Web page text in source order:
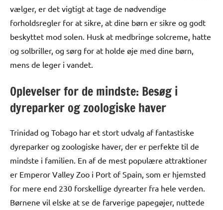
vælger, er det vigtigt at tage de nødvendige
forholdsregler for at sikre, at dine børn er sikre og godt
beskyttet mod solen. Husk at medbringe solcreme, hatte
og solbriller, og sørg for at holde øje med dine børn,
mens de leger i vandet.
Oplevelser for de mindste: Besøg i
dyreparker og zoologiske haver
Trinidad og Tobago har et stort udvalg af fantastiske
dyreparker og zoologiske haver, der er perfekte til de
mindste i familien. En af de mest populære attraktioner
er Emperor Valley Zoo i Port of Spain, som er hjemsted
for mere end 230 forskellige dyrearter fra hele verden.
Børnene vil elske at se de farverige papegøjer, nuttede